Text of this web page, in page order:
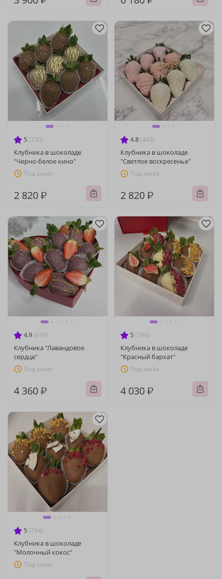
5 (730)
Клубника в шоколаде
"Черно-белое кино"
Под заказ
2 820 ₽
4.8 (463)
Клубника в шоколаде
"Светлое воскресенье"
Под заказ
2 820 ₽
4.9 (819)
Клубника "Лавандовое
сердце"
Под заказ
4 360 ₽
5 (766)
Клубника в шоколаде
"Красный бархат"
Под заказ
4 030 ₽
5 (794)
Клубника в шоколаде
"Молочный кокос"
Под заказ